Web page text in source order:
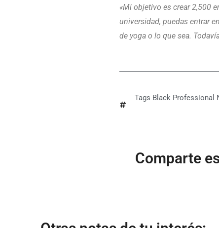
«Mi objetivo es crear 2,500
universidad, puedas entrar
de yoga o lo que sea.
Tags Black Professional
Comparte